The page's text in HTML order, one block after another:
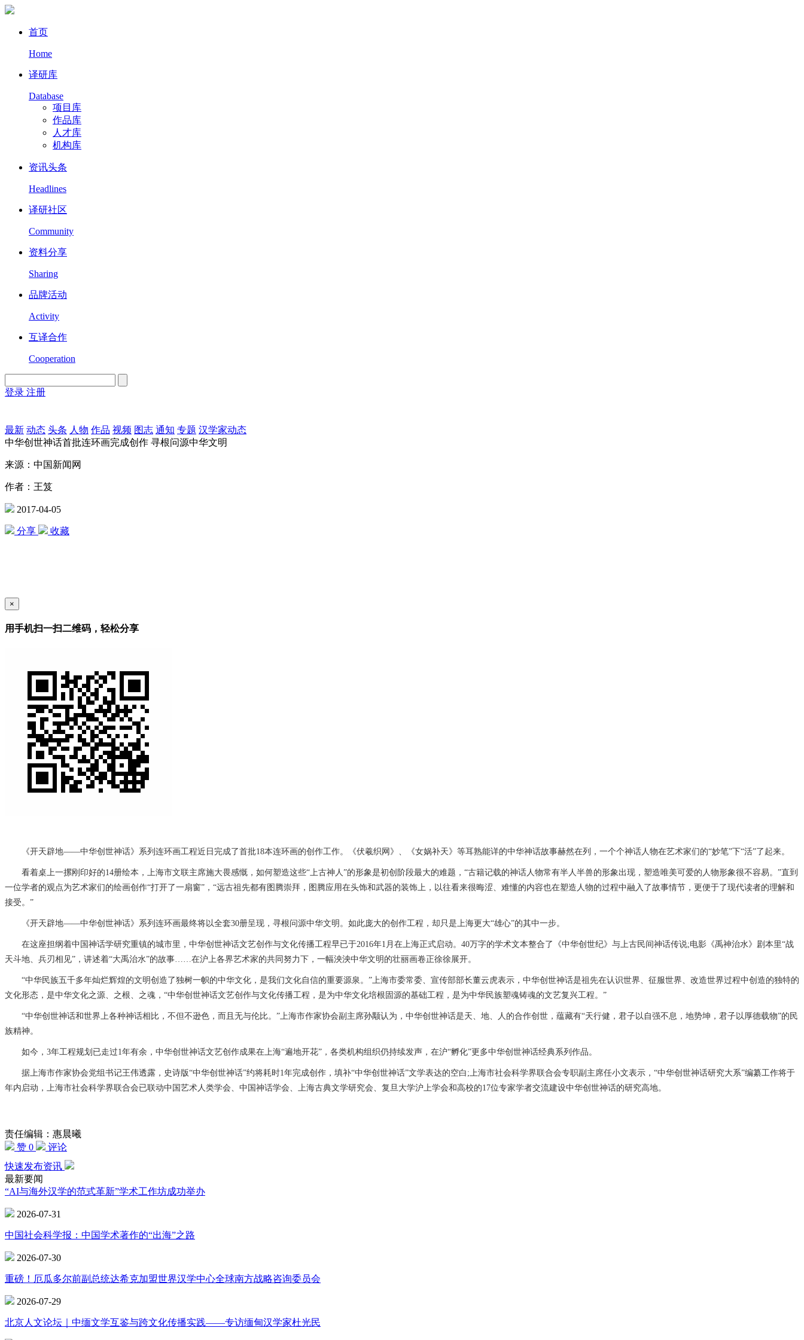
首页
Home
译研库
Database
项目库
作品库
人才库
机构库
资讯头条
Headlines
译研社区
Community
资料分享
Sharing
品牌活动
Activity
互译合作
Cooperation
登录 注册
最新 动态 头条 人物 作品 视频 图志 通知 专题 汉学家动态
中华创世神话首批连环画完成创作 寻根问源中华文明
来源：中国新闻网
作者：王笈
2017-04-05
分享 收藏
×
用手机扫一扫二维码，轻松分享
《开天辟地——中华创世神话》系列连环画工程近日完成了首批18本连环画的创作工作。《伏羲织网》、《女娲补天》等耳熟能详的中华神话故事赫然在列，一个个神话人物在艺术家们的“妙笔”下“活”了起来。
看着桌上一摞刚印好的14册绘本，上海市文联主席施大畏感慨，如何塑造这些“上古神人”的形象是初创阶段最大的难题，“古籍记载的神话人物常有半人半兽的形象出现，塑造唯美可爱的人物形象很不容易。”直到
一位学者的观点为艺术家们的绘画创作“打开了一扇窗”，“远古祖先都有图腾崇拜，图腾应用在头饰和武器的装饰上，以往看来很晦涩、难懂的内容也在塑造人物的过程中融入了故事情节，更便于了现代读者的理解和
接受。”
《开天辟地——中华创世神话》系列连环画最终将以全套30册呈现，寻根问源中华文明。如此庞大的创作工程，却只是上海更大“雄心”的其中一步。
在这座担纲着中国神话学研究重镇的城市里，中华创世神话文艺创作与文化传播工程早已于2016年1月在上海正式启动。40万字的学术文本整合了《中华创世纪》与上古民间神话传说;电影《禹神治水》剧本里“战
天斗地、兵刃相见”，讲述着“大禹治水”的故事……在沪上各界艺术家的共同努力下，一幅泱泱中华文明的壮丽画卷正徐徐展开。
“中华民族五千多年灿烂辉煌的文明创造了独树一帜的中华文化，是我们文化自信的重要源泉。”上海市委常委、宣传部部长董云虎表示，中华创世神话是祖先在认识世界、征服世界、改造世界过程中创造的独特的
文化形态，是中华文化之源、之根、之魂，“中华创世神话文艺创作与文化传播工程，是为中华文化培根固源的基础工程，是为中华民族塑魂铸魂的文艺复兴工程。”
“中华创世神话和世界上各种神话相比，不但不逊色，而且无与伦比。”上海市作家协会副主席孙颙认为，中华创世神话是天、地、人的合作创世，蕴藏有“天行健，君子以自强不息，地势坤，君子以厚德载物”的民
族精神。
如今，3年工程规划已走过1年有余，中华创世神话文艺创作成果在上海“遍地开花”，各类机构组织仍持续发声，在沪“孵化”更多中华创世神话经典系列作品。
据上海市作家协会党组书记王伟透露，史诗版“中华创世神话”约将耗时1年完成创作，填补“中华创世神话”文学表达的空白;上海市社会科学界联合会专职副主席任小文表示，“中华创世神话研究大系”编纂工作将于
年内启动，上海市社会科学界联合会已联动中国艺术人类学会、中国神话学会、上海古典文学研究会、复旦大学沪上学会和高校的17位专家学者交流建设中华创世神话的研究高地。
责任编辑：惠晨曦
赞 0
评论
快速发布资讯
最新要闻
“AI与海外汉学的范式革新”学术工作坊成功举办
2026-07-31
中国社会科学报：中国学术著作的“出海”之路
2026-07-30
重磅！厄瓜多尔前副总统达希克加盟世界汉学中心全球南方战略咨询委员会
2026-07-29
北京人文论坛｜中缅文学互鉴与跨文化传播实践——专访缅甸汉学家杜光民